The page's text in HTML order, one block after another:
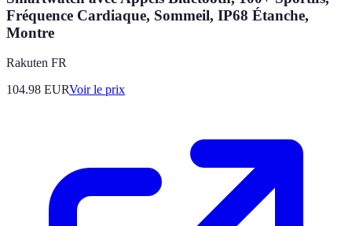
Fréquence Cardiaque, Sommeil, IP68 Étanche,
Montre
Rakuten FR
104.98 EURVoir le prix